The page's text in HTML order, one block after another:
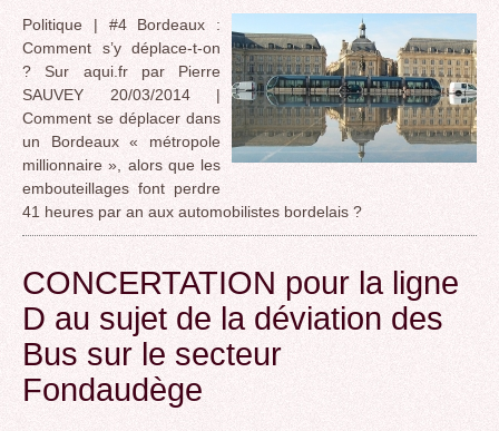
Politique | #4 Bordeaux :
Comment s’y déplace-t-on
? Sur aqui.fr par Pierre
SAUVEY 20/03/2014 |
Comment se déplacer dans
un Bordeaux « métropole
millionnaire », alors que les
embouteillages font perdre
41 heures par an aux automobilistes bordelais ?
CONCERTATION pour la ligne
D au sujet de la déviation des
Bus sur le secteur
Fondaudège